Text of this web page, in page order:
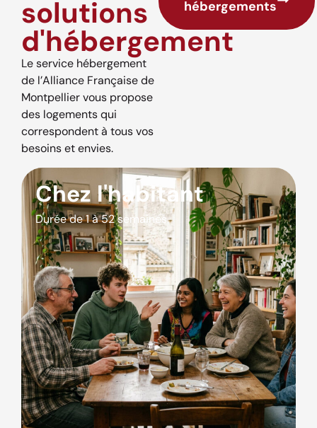
solutions
d'hébergement
Le service hébergement
de l’Alliance Française de
Montpellier vous propose
des logements qui
correspondent à tous vos
besoins et envies.
hébergements
Chez l'habitant
Durée de 1 à 52 semaines